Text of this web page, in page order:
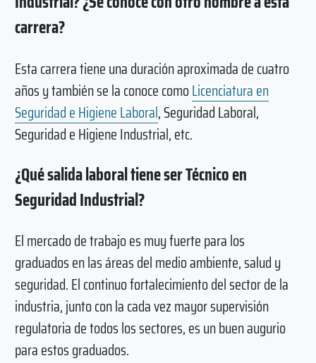
carrera?
Esta carrera tiene una duración aproximada de cuatro
años y también se la conoce comoLicenciatura en
Seguridad e Higiene Laboral, Seguridad Laboral,
Seguridad e Higiene Industrial, etc.
¿Qué salida laboral tiene ser Técnico en
Seguridad Industrial?
El mercado de trabajo es muy fuerte para los
graduados en las áreas del medio ambiente, salud y
seguridad. El continuo fortalecimiento del sector de la
industria, junto con la cada vez mayor supervisión
regulatoria de todos los sectores, es un buen augurio
para estos graduados.